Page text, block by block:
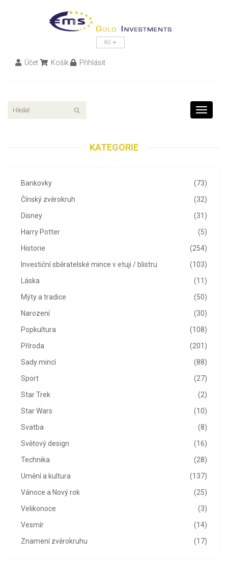
Kč
Účet Košík Přihlásit
Toggle
KATEGORIE
(73)
Bankovky
(32)
Čínský zvěrokruh
(31)
Disney
(5)
Harry Potter
(254)
Historie
(103)
Investiční sběratelské mince v etuji / blistru
(11)
Láska
(50)
Mýty a tradice
(30)
Narození
(108)
Popkultura
(201)
Příroda
(88)
Sady mincí
(27)
Sport
(2)
Star Trek
(10)
Star Wars
(8)
Svatba
(16)
Světový design
(28)
Technika
(137)
Umění a kultura
(25)
Vánoce a Nový rok
(3)
Velikonoce
(14)
Vesmír
(17)
Znamení zvěrokruhu